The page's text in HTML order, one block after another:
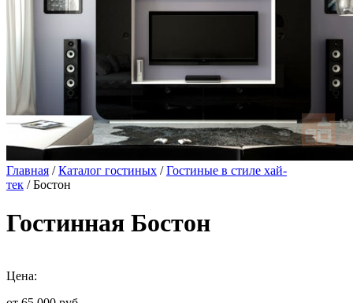
Главная /Каталог гостиных /Гостиные в стиле хай-
тек / Бостон
Гостинная Бостон
Цена: